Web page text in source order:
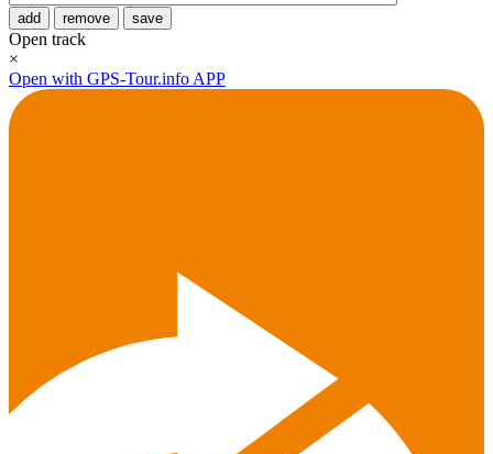
add remove save
Open track
×
Open with GPS-Tour.info APP